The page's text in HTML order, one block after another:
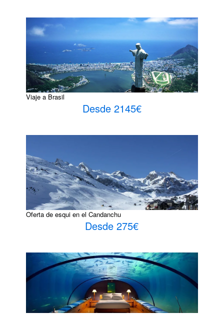
Viaje a Brasil
Desde 2145€
Oferta de esqui en el Candanchu
Desde 275€